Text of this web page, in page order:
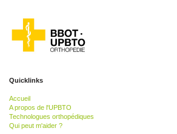
Quicklinks
Accueil
A propos de l'UPBTO
Technologues orthopédiques
Qui peut m'aider ?